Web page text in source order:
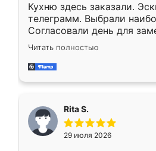
Кухню здесь заказали.
телеграмм. Выбрали
Согласовали день для
недели кухня была уже
довольны работой.
мебель за качественную
Читать полностью
Rita S.
29 июля 2026